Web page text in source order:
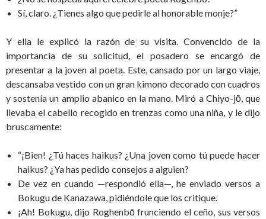
Sí, claro. ¿Tienes algo que pedirle al honorable monje?”
Y ella le explicó la razón de su visita. Convencido de la
importancia de su solicitud, el posadero se encargó de
presentar a la joven al poeta. Este, cansado por un largo viaje,
descansaba vestido con un gran kimono decorado con cuadros
y sostenía un amplio abanico en la mano. Miró a Chiyo-jō, que
llevaba el cabello recogido en trenzas como una niña, y le dijo
bruscamente:
“¡Bien! ¿Tú haces haikus? ¿Una joven como tú puede hacer
haikus? ¿Ya has pedido consejos a alguien?
De vez en cuando —respondió ella—, he enviado versos a
Bokugu de Kanazawa, pidiéndole que los critique.
¡Ah! Bokugu, dijo Roghenbō frunciendo el ceño, sus versos